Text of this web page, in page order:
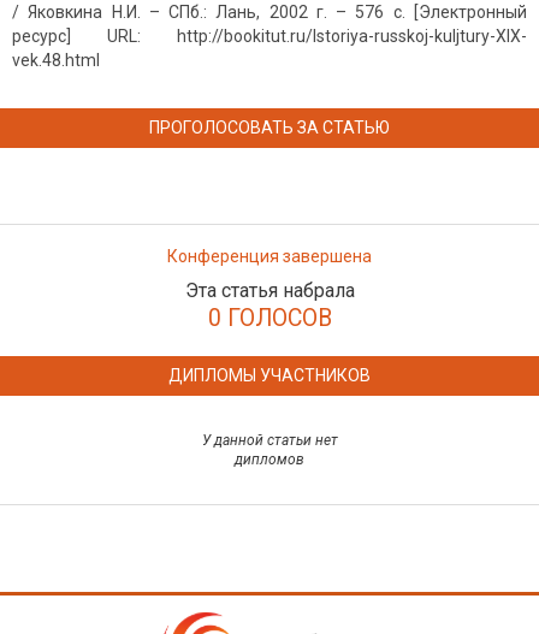
/ Яковкина Н.И. – СПб.: Лань, 2002 г. – 576 с. [Электронный
ресурс] URL: http://bookitut.ru/Istoriya-russkoj-kuljtury-XIX-
vek.48.html
ПРОГОЛОСОВАТЬ ЗА СТАТЬЮ
Конференция завершена
Эта статья набрала
0 ГОЛОСОВ
ДИПЛОМЫ УЧАСТНИКОВ
У данной статьи нет
дипломов